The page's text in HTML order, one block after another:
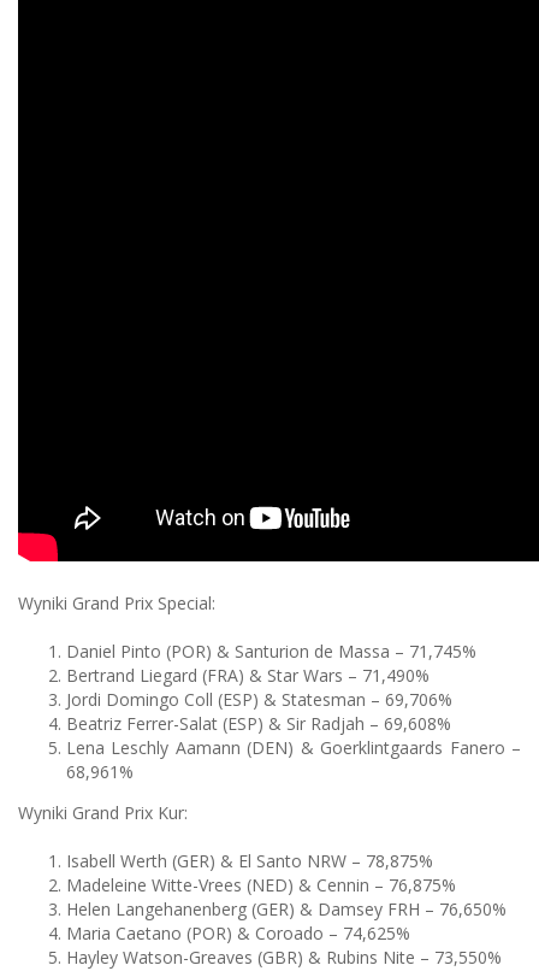
Wyniki Grand Prix Special:
Daniel Pinto (POR) & Santurion de Massa – 71,745%
Bertrand Liegard (FRA) & Star Wars – 71,490%
Jordi Domingo Coll (ESP) & Statesman – 69,706%
Beatriz Ferrer-Salat (ESP) & Sir Radjah – 69,608%
Lena Leschly Aamann (DEN) & Goerklintgaards Fanero –
68,961%
Wyniki Grand Prix Kur:
Isabell Werth (GER) & El Santo NRW – 78,875%
Madeleine Witte-Vrees (NED) & Cennin – 76,875%
Helen Langehanenberg (GER) & Damsey FRH – 76,650%
Maria Caetano (POR) & Coroado – 74,625%
Hayley Watson-Greaves (GBR) & Rubins Nite – 73,550%